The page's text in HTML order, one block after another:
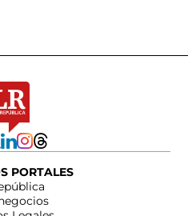
PORTALES